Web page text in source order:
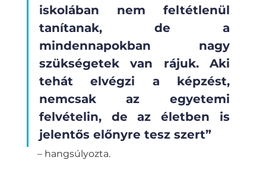
iskolában nem feltétlenül
tanítanak, de a
mindennapokban nagy
szükségetek van rájuk. Aki
tehát elvégzi a képzést,
nemcsak az egyetemi
felvételin, de az életben is
jelentős előnyre tesz szert”
– hangsúlyozta.